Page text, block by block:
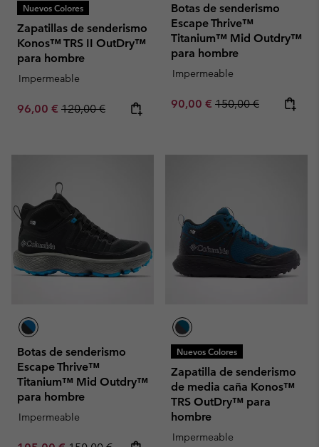
Nuevos Colores
Zapatillas de senderismo
Konos™ TRS II OutDry™
para hombre
Impermeable
Sale price:
96,00 € Regular price:
120,00 €
Botas de senderismo
Escape Thrive™
Titanium™ Mid Outdry™
para hombre
Impermeable
Sale price:
90,00 € Regular price:
150,00 €
Botas de senderismo
Escape Thrive™
Titanium™ Mid Outdry™
para hombre
Impermeable
Nuevos Colores
Zapatilla de senderismo
de media caña Konos™
TRS OutDry™ para
hombre
Impermeable